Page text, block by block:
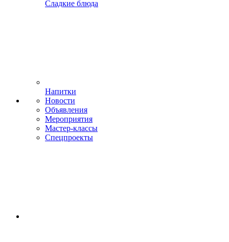
Сладкие блюда
Напитки
Новости
Объявления
Мероприятия
Мастер-классы
Спецпроекты